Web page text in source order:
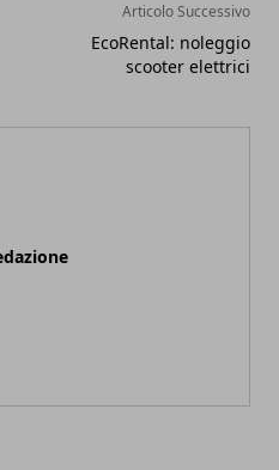
Articolo Successivo
EcoRental: noleggio
scooter elettrici